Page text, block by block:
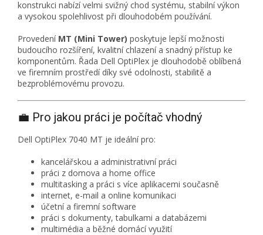
konstrukci nabízí velmi svižný chod systému, stabilní výkon
a vysokou spolehlivost při dlouhodobém používání.
Provedení MT (Mini Tower) poskytuje lepší možnosti
budoucího rozšíření, kvalitní chlazení a snadný přístup ke
komponentům. Řada Dell OptiPlex je dlouhodobě oblíbená
ve firemním prostředí díky své odolnosti, stabilitě a
bezproblémovému provozu.
💼 Pro jakou práci je počítač vhodný
Dell OptiPlex 7040 MT je ideální pro:
kancelářskou a administrativní práci
práci z domova a home office
multitasking a práci s více aplikacemi současně
internet, e-mail a online komunikaci
účetní a firemní software
práci s dokumenty, tabulkami a databázemi
multimédia a běžné domácí využití